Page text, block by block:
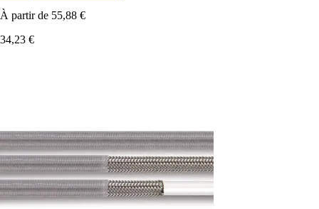
À partir de 55,88 €
34,23 €